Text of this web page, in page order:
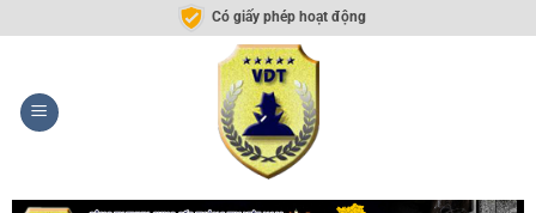
Có giấy phép hoạt động